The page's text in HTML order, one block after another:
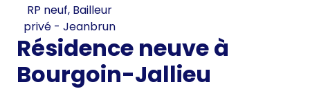
RP neuf, Bailleur
privé - Jeanbrun
Résidence neuve à
Bourgoin-Jallieu